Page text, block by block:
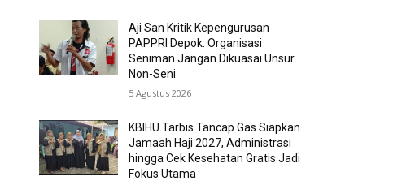
Aji San Kritik Kepengurusan
PAPPRI Depok: Organisasi
Seniman Jangan Dikuasai Unsur
Non-Seni
5 Agustus 2026
KBIHU Tarbis Tancap Gas Siapkan
Jamaah Haji 2027, Administrasi
hingga Cek Kesehatan Gratis Jadi
Fokus Utama